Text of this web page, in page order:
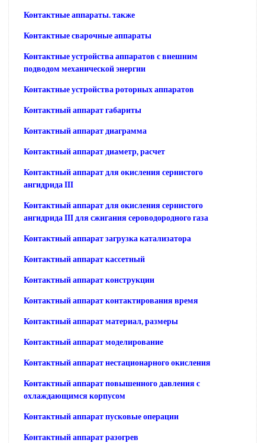
Контактные аппараты. также
Контактные сварочные аппараты
Контактные устройства аппаратов с внешним
подводом механической энергии
Контактные устройства роторных аппаратов
Контактный аппарат габариты
Контактный аппарат диаграмма
Контактный аппарат диаметр, расчет
Контактный аппарат для окисления сернистого
ангидрида III
Контактный аппарат для окисления сернистого
ангидрида III для сжигания сероводородного газа
Контактный аппарат загрузка катализатора
Контактный аппарат кассетный
Контактный аппарат конструкции
Контактный аппарат контактирования время
Контактный аппарат материал, размеры
Контактный аппарат моделирование
Контактный аппарат нестационарного окисления
Контактный аппарат повышенного давления с
охлаждающимся корпусом
Контактный аппарат пусковые операции
Контактный аппарат разогрев